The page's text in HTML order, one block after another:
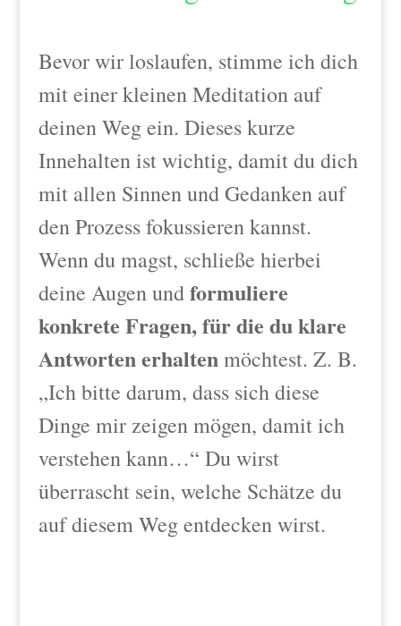
Bevor wir loslaufen, stimme ich dich
mit einer kleinen Meditation auf
deinen Weg ein. Dieses kurze
Innehalten ist wichtig, damit du dich
mit allen Sinnen und Gedanken auf
den Prozess fokussieren kannst.
Wenn du magst, schließe hierbei
deine Augen undformuliere
konkrete Fragen, für die du klare
Antworten erhaltenmöchtest. Z. B.
„Ich bitte darum, dass sich diese
Dinge mir zeigen mögen, damit ich
verstehen kann…“ Du wirst
überrascht sein, welche Schätze du
auf diesem Weg entdecken wirst.